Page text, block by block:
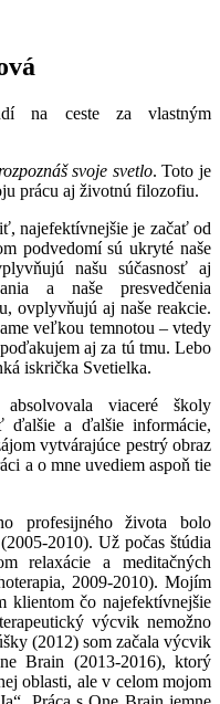
na ceste za vlastným
svoje svetlo. Toto je
prácu aj životnú filozofiu.
najefektívnejšie je začať od
podvedomí sú ukryté naše
našu súčasnosť aj
a naše presvedčenia
ovplyvňujú aj naše reakcie.
veľkou temnotou – vtedy
aj za tú tmu. Lebo
iskrička Svetielka.
viaceré školy
ďalšie a ďalšie informácie,
vytvárajúce pestrý obraz
a o mne uvediem aspoň tie
profesijného života bolo
2010). Už počas štúdia
relaxácie a meditačných
2009-2010). Mojím
čo najefektívnejšie
výcvik nemožno
(2012) som začala výcvik
Brain (2013-2016), ktorý
oblasti, ale v celom mojom